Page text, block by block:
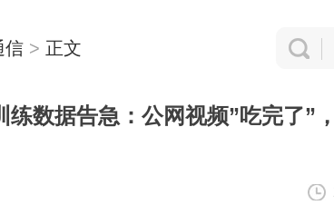
信 > 正文
练数据告急：公网视频”吃完了”